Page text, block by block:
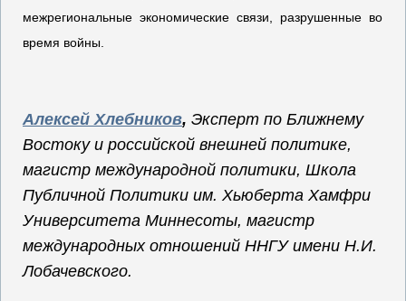
межрегиональные экономические связи, разрушенные во
время войны.
Алексей Хлебников, Эксперт по Ближнему
Востоку и российской внешней политике,
магистр международной политики, Школа
Публичной Политики им. Хьюберта Хамфри
Университета Миннесоты, магистр
международных отношений ННГУ имени Н.И.
Лобачевского.